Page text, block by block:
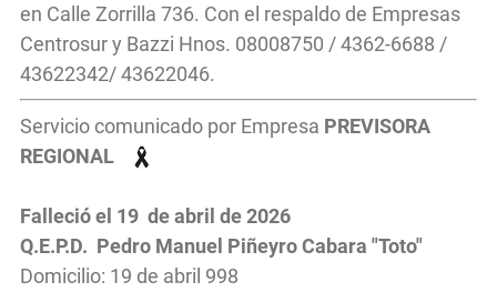
en Calle Zorrilla 736. Con el respaldo de Empresas
Centrosur y Bazzi Hnos. 08008750 / 4362-6688 /
43622342/ 43622046.
Servicio comunicado por Empresa PREVISORA
REGIONAL
Falleció el 19 de abril de 2026
Q.E.P.D. Pedro Manuel Piñeyro Cabara "Toto"
Domicilio: 19 de abril 998